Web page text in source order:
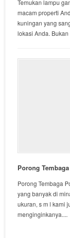
Temukan lampu
macam properti
kuningan yang
lokasi Anda. Bukan
Porong Tembaga
Porong Tembaga
yang banyak di
ukuran, s m l kami
menginginkanya....